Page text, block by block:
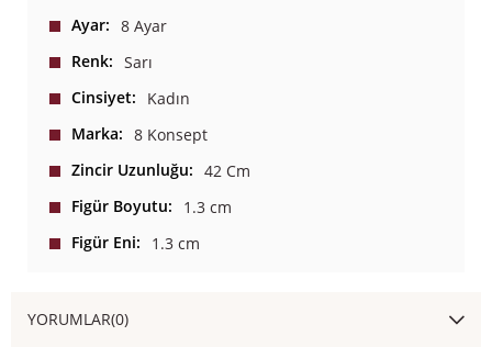
Ayar
8 Ayar
Renk
Sarı
Cinsiyet
Kadın
Marka
8 Konsept
Zincir Uzunluğu
42 Cm
Figür Boyutu
1.3 cm
Figür Eni
1.3 cm
YORUMLAR(0)